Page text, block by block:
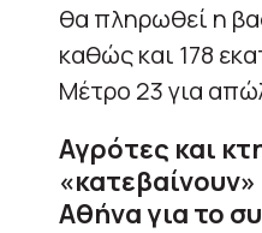
θα πληρωθεί η
καθώς και 178
Μέτρο 23 για
Αγρότες και
Αθήνα για το